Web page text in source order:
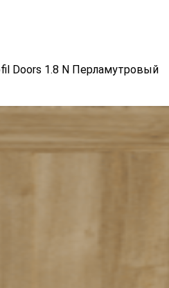
Doors 1.8 N Перламутровый